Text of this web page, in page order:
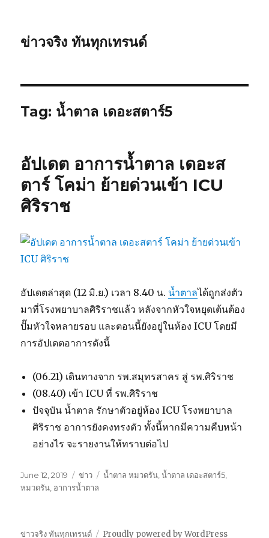
ข่าวจริง ทันทุกเทรนด์
Tag: น้ำตาล เดอะสตาร์5
อัปเดต อาการน้ำตาล เดอะส
ตาร์ โคม่า ย้ายด่วนเข้า ICU
ศิริราช
อัปเดตล่าสุด (12 มิ.ย.) เวลา 8.40 น. น้ำตาลได้ถูกส่งตัว
มาที่โรงพยาบาลศิริราชแล้ว หลังจากหัวใจหยุดเต้นต้อง
ปั๊มหัวใจหลายรอบ และตอนนี้ยังอยู่ในห้อง ICU โดยมี
การอัปเดตอาการดังนี้
(06.21) เดินทางจาก รพ.สมุทรสาคร สู่ รพ.ศิริราช
(08.40) เข้า ICU ที่ รพ.ศิริราช
ปัจจุบัน น้ำตาล รักษาตัวอยู่ห้อง ICU โรงพยาบาล
ศิริราช อาการยังคงทรงตัว ทั้งนี้หากมีความคืบหน้า
อย่างไร จะรายงานให้ทราบต่อไป
Posted
on
June 12, 2019 Categories
ข่าว Tags
น้ำตาล หมวดรัน ,น้ำตาล เดอะสตาร์5
หมวดรัน อาการน้ำตาล
ข่าวจริง ทันทุกเทรนด์ Proudly powered by WordPress